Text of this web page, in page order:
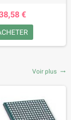
€
Voir plus trending_flat